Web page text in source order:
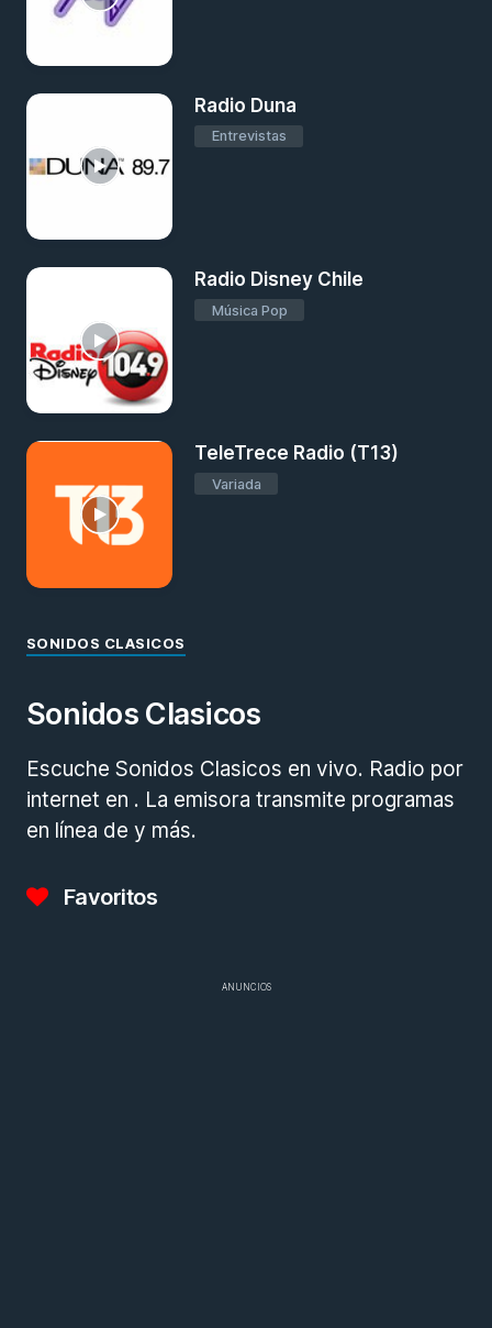
Radio Duna
Entrevistas
Radio Disney Chile
Música Pop
TeleTrece Radio (T13)
Variada
SONIDOS CLASICOS
Sonidos Clasicos
Escuche Sonidos Clasicos en vivo. Radio por
internet en . La emisora transmite programas
en línea de y más.
Favoritos
ANUNCIOS